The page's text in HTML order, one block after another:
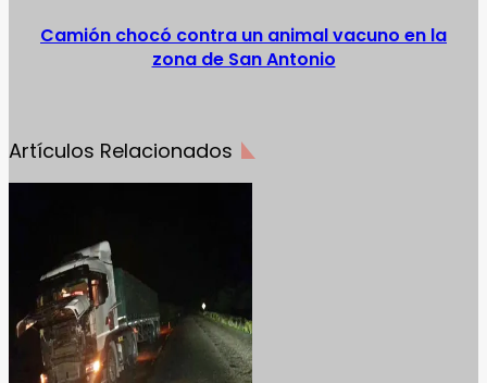
Camión chocó contra un animal vacuno en la
zona de San Antonio
Artículos Relacionados